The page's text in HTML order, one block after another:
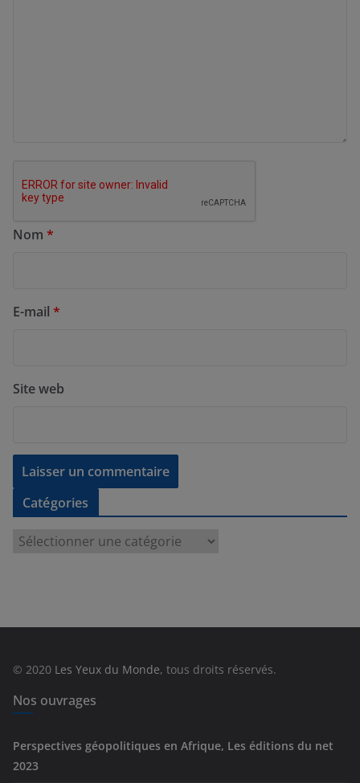
Nom *
E-mail *
Site web
Catégories
e
© 2020 Les Yeux du Monde, tous droits réservés.
Nos ouvrages
Perspectives géopolitiques en Afrique, Les éditions du net
2023